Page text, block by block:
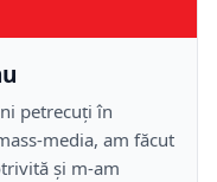
petrecuţi în
media, am făcut
şi m-am